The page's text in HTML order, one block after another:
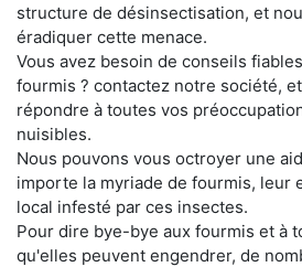
structure de désinsectisation, et
éradiquer cette menace.
Vous avez besoin de conseils
fourmis ? contactez notre société,
répondre à toutes vos
nuisibles.
Nous pouvons vous octroyer une
importe la myriade de fourmis, leur
local infesté par ces insectes.
Pour dire bye-bye aux fourmis et à
qu'elles peuvent engendrer, de